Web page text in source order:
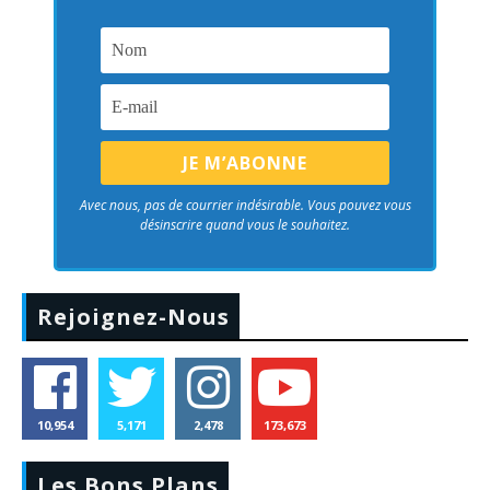
Avec nous, pas de courrier indésirable. Vous pouvez vous
désinscrire quand vous le souhaitez.
Rejoignez-Nous
10,954 5,171 2,478 173,673